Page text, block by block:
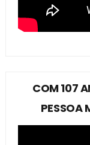
COM 107
PESSOA